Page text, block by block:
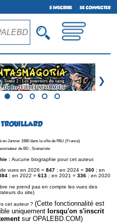
S'INSCRIRE SE CONNECTER
❯
en Janvier 1980 dans la ville de PAU (France)
de BD , Scénariste
: Aucune biographie pour cet auteur.
vues en 2026 = 847 ; en 2024 = 360 ; en
; en 2022 = 613 ; en 2021 = 336 ; en 2020
ne prend pas en compte les vues des
du site)
cet auteur ? (Cette fonctionnalité est
uniquement lorsqu'on s'inscrit
sur OPALEBD.COM)